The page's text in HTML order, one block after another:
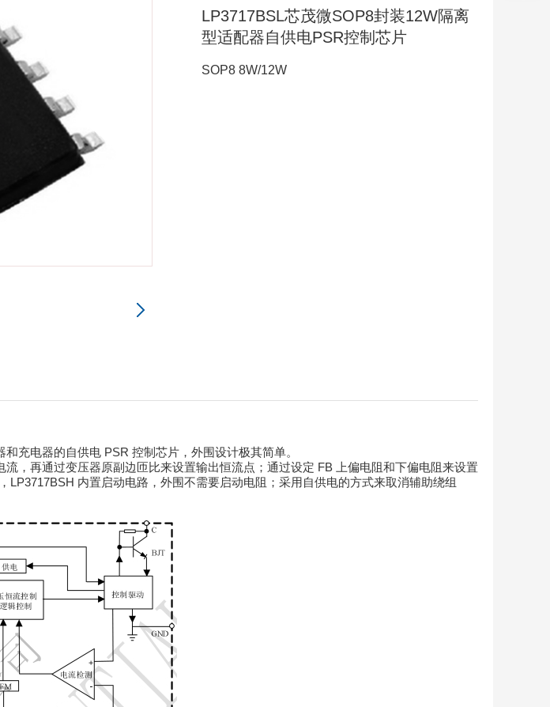
LP3717BSL芯茂微SOP8封装12W隔离
型适配器自供电PSR控制芯片
SOP8 8W/12W
充电器的自供电 PSR 控制芯片，外围设计极其简单。
，再通过变压器原副边匝比来设置输出恒流点；通过设定 FB 上偏电阻和下偏电阻来设置
LP3717BSH 内置启动电路，外围不需要启动电阻；采用自供电的方式来取消辅助绕组